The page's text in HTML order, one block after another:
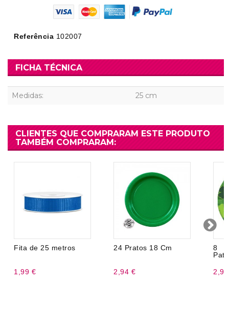
Referência 102007
FICHA TÉCNICA
Medidas: 25 cm
CLIENTES QUE COMPRARAM ESTE PRODUTO
TAMBÉM COMPRARAM:
Fita de 25 metros
1,99 €
24 Pratos 18 Cm
2,94 €
8